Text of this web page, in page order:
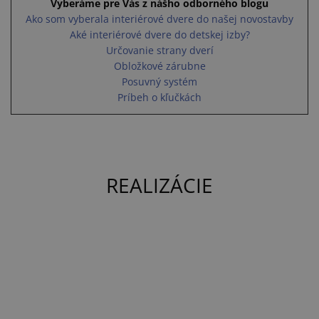
Vyberáme pre Vás z nášho odborného blogu
Ako som vyberala interiérové dvere do našej novostavby
Aké interiérové dvere do detskej izby?
Určovanie strany dverí
Obložkové zárubne
Posuvný systém
Príbeh o kľučkách
REALIZÁCIE